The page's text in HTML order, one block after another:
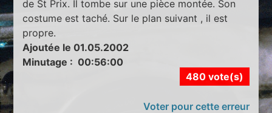
de St Prix. Il tombe sur une pièce montée. Son
costume est taché. Sur le plan suivant , il est
propre.
Ajoutée le 01.05.2002
Minutage : 00:56:00
480 vote(s)
Voter pour cette erreur